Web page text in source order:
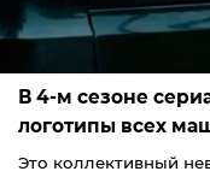
В 4-м сезоне
логотипы всех
Это коллективный